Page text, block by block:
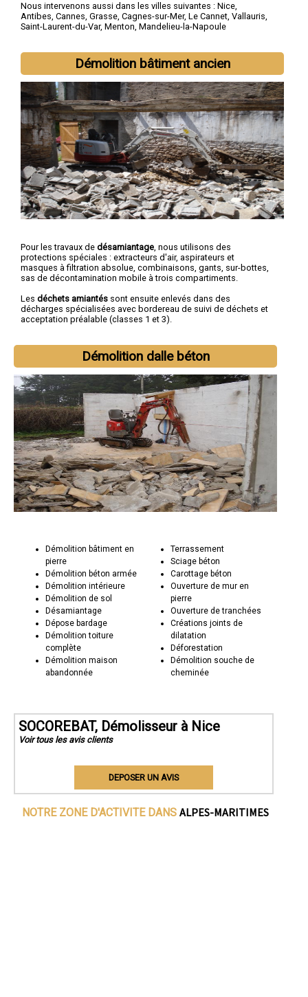
Nous intervenons aussi dans les villes suivantes : Nice,
Antibes, Cannes, Grasse, Cagnes-sur-Mer, Le Cannet, Vallauris,
Saint-Laurent-du-Var, Menton, Mandelieu-la-Napoule
Démolition bâtiment ancien
Pour les travaux de désamiantage, nous utilisons des
protections spéciales : extracteurs d'air, aspirateurs et
masques à filtration absolue, combinaisons, gants, sur-bottes,
sas de décontamination mobile à trois compartiments.
Les déchets amiantés sont ensuite enlevés dans des
décharges spécialisées avec bordereau de suivi de déchets et
acceptation préalable (classes 1 et 3).
Démolition dalle béton
Démolition bâtiment en
pierre
Démolition béton armée
Démolition intérieure
Démolition de sol
Désamiantage
Dépose bardage
Démolition toiture
complète
Démolition maison
abandonnée
Terrassement
Sciage béton
Carottage béton
Ouverture de mur en
pierre
Ouverture de tranchées
Créations joints de
dilatation
Déforestation
Démolition souche de
cheminée
SOCOREBAT, Démolisseur à Nice
Voir tous les avis clients
DEPOSER UN AVIS
NOTRE ZONE D'ACTIVITE DANSALPES-MARITIMES